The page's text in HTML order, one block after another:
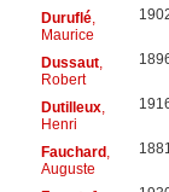
Duruflé,
Maurice
Dussaut,
Robert
Dutilleux,
Henri
Fauchard,
Auguste